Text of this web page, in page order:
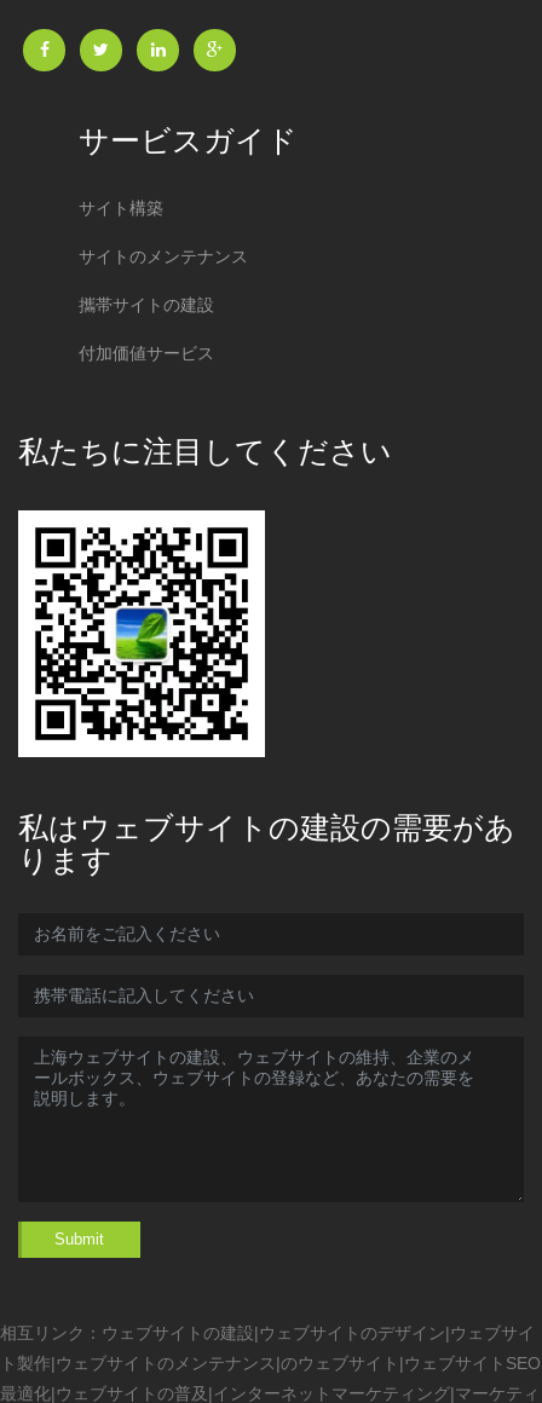
サービスガイド
サイト構築
サイトのメンテナンス
攜帯サイトの建設
付加価値サービス
私たちに注目してください
私はウェブサイトの建設の需要があ
ります
Submit
相互リンク： ウェブサイトの建設|ウェブサイトのデザイン|ウェブサイ
ト製作|ウェブサイトのメンテナンス |のウェブサイト |ウェブサイトSEO
最適化|ウェブサイトの普及 |インターネットマーケティング|マーケティ